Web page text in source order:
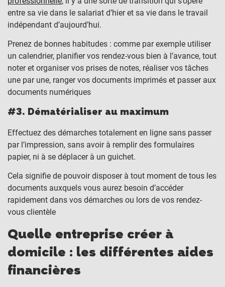
entre sa vie dans le salariat d’hier et sa vie dans le travail
indépendant d’aujourd’hui.
Prenez de bonnes habitudes : comme par exemple utiliser
un calendrier, planifier vos rendez-vous bien à l’avance, tout
noter et organiser vos prises de notes, réaliser vos tâches
une par une, ranger vos documents imprimés et passer aux
documents numériques
#3. Dématérialiser au maximum
Effectuez des démarches totalement en ligne sans passer
par l’impression, sans avoir à remplir des formulaires
papier, ni à se déplacer à un guichet.
Cela signifie de pouvoir disposer à tout moment de tous les
documents auxquels vous aurez besoin d’accéder
rapidement dans vos démarches ou lors de vos rendez-
vous clientèle
Quelle entreprise créer à
domicile : les différentes aides
financières